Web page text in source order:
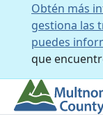
Obtén más
gestiona las
puedes
que